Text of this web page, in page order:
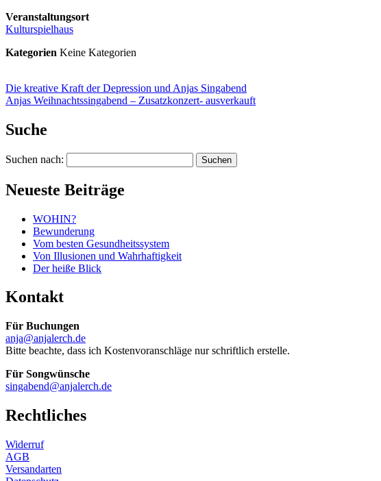
Veranstaltungsort
Kulturspielhaus
Kategorien Keine Kategorien
Die kreative Kraft der Depression und Anjas Singabend
Anjas Weihnachtssingabend – Zusatzkonzert- ausverkauft
Suche
Suchen nach:
Neueste Beiträge
WOHIN?
Bewunderung
Vom besten Gesundheitssystem
Von Illusionen und Wahrhaftigkeit
Der heiße Blick
Kontakt
Für Buchungen
anja@anjalerch.de
Bitte beachte, dass ich Kostenvoranschläge nur schriftlich erstelle.
Für Songwünsche
singabend@anjalerch.de
Rechtliches
Widerruf
AGB
Versandarten